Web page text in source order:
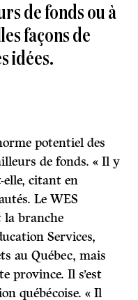
de fonds ou à
façons de
idées.
potentiel des
de fonds. « Il y
elle, citant en
Le WES
la branche
Services,
au Québec, mais
province. Il s’est
québécoise. « Il